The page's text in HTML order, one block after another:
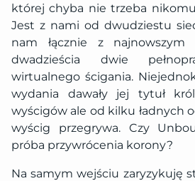
której chyba nie trzeba
Jest z nami od dwudziestu
nam łącznie z
dwadzieścia dwie
wirtualnego ścigania.
wydania dawały jej tytuł
wyścigów ale od kilku ładnych
wyścig przegrywa. Czy
próba przywrócenia korony?
Na samym wejściu zaryzykuję